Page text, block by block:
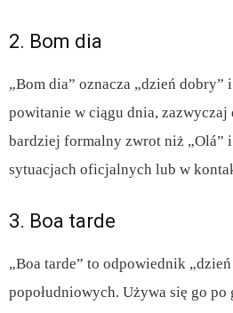
2. Bom dia
„Bom dia” oznacza „dzień dobry”
powitanie w ciągu dnia, zazwyczaj
bardziej formalny zwrot niż „Olá”
sytuacjach oficjalnych lub w
3. Boa tarde
„Boa tarde” to odpowiednik
popołudniowych. Używa się go po